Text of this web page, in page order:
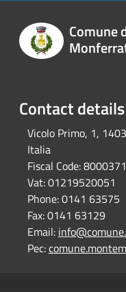
Comune
Contact details
Vicolo Primo, 1,
Italia
Fiscal Code:
Vat:01219520051
Phone:0141 63575
Fax:0141 63129
Email:
Pec: